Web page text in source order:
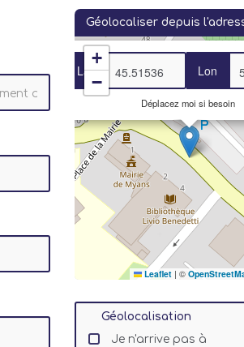
Géolocaliser depuis
Lat Lon
Déplacez moi si besoin
+
−
Leaflet | ©
Géolocalisation
Je n'arrive pas à